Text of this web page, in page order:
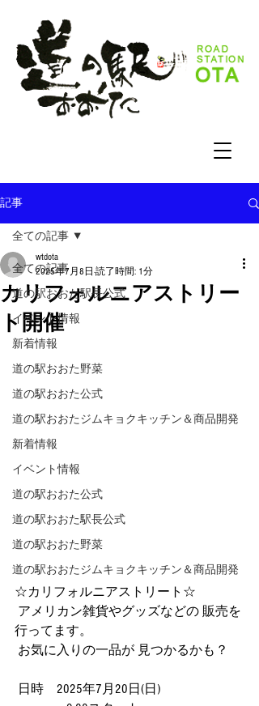
記事
全ての記事
道の駅おおた駅長公式
イベント情報
新着情報
道の駅おおた野菜
道の駅おおた公式
道の駅おおたジムキョクキッチン＆商品開発
新着情報
イベント情報
道の駅おおた公式
道の駅おおた駅長公式
道の駅おおた野菜
道の駅おおたジムキョクキッチン＆商品開発
全ての記事
カリフォルニアストリー
ト開催
wtdota
2025年7月8日 読了時間: 1分
☆カリフォルニアストリート☆
アメリカン雑貨やグッズなどの 販売を
行ってます。
お気に入りの一品が 見つかるかも？
日時　2025年7月20日(日)